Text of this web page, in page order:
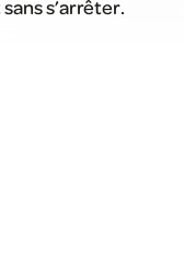
s’arrêter.